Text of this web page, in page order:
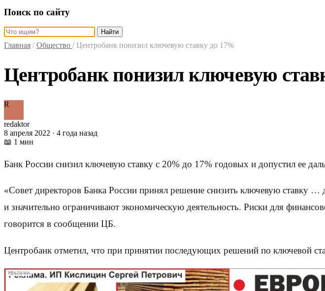
Поиск по сайту
Найти
Главная / Общество / Центробанк понизил ключевую ставку до 17%
Центробанк понизил ключевую
R
redaktor
8 апреля 2022 · 4 года назад
📖 1 мин
Банк России снизил ключевую ставку с 20% до 17% годовых и допустил ее
«Совет директоров Банка России принял решение снизить ключевую ставку
и значительно ограничивают экономическую деятельность. Риски для
говорится в сообщении ЦБ.
Центробанк отметил, что при принятии последующих решений по ключевой
РЕКЛАМА